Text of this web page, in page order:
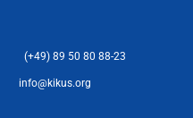
(+49) 89 50 80 88-23
info@kikus.org